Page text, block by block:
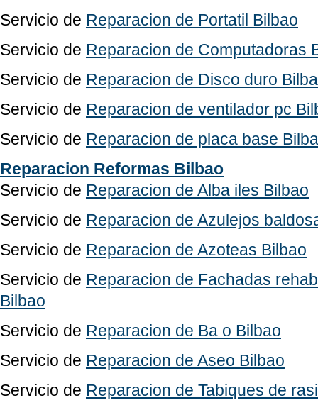
Servicio de Reparacion de Portatil Bilbao
Servicio de Reparacion de Computadoras
Servicio de Reparacion de Disco duro
Servicio de Reparacion de ventilador pc
Servicio de Reparacion de placa base
Reparacion Reformas Bilbao
Servicio de Reparacion de Alba iles Bilbao
Servicio de Reparacion de Azulejos
Servicio de Reparacion de Azoteas Bilbao
Servicio de Reparacion de Fachadas
Bilbao
Servicio de Reparacion de Ba o Bilbao
Servicio de Reparacion de Aseo Bilbao
Servicio de Reparacion de Tabiques de